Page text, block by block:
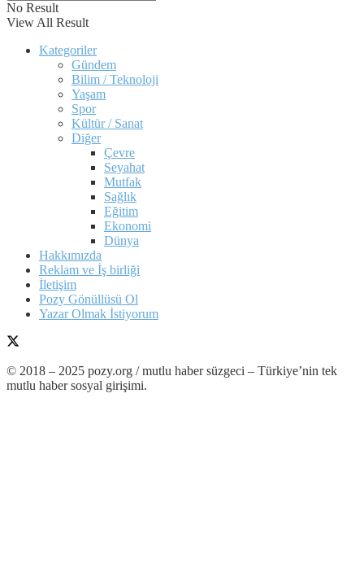
No Result
View All Result
Kategoriler
Gündem
Bilim / Teknoloji
Yaşam
Spor
Kültür / Sanat
Diğer
Çevre
Seyahat
Mutfak
Sağlık
Eğitim
Ekonomi
Dünya
Hakkımızda
Reklam ve İş birliği
İletişim
Pozy Gönüllüsü Ol
Yazar Olmak İstiyorum
© 2018 – 2025 pozy.org / mutlu haber süzgeci – Türkiye’nin tek
mutlu haber sosyal girişimi.